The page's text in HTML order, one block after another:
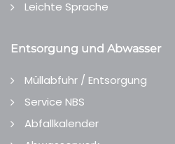
Leichte Sprache
Entsorgung und Abwasser
Müllabfuhr / Entsorgung
Service NBS
Abfallkalender